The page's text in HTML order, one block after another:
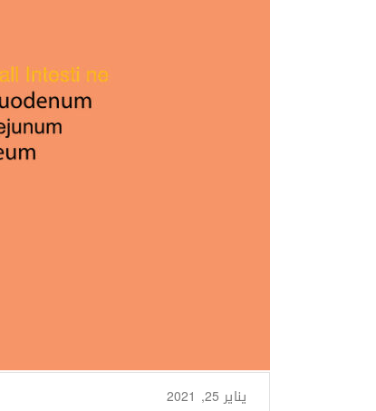
يناير 25, 2021